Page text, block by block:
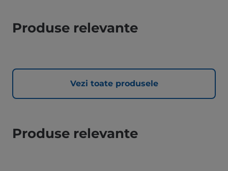
Produse relevante
Vezi toate produsele
Produse relevante